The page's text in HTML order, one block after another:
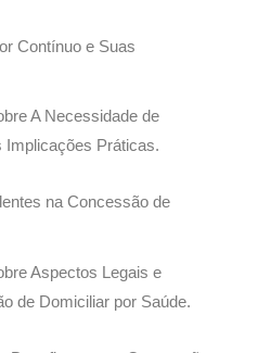
Contínuo e Suas
A Necessidade de
Implicações Práticas.
na Concessão de
Aspectos Legais e
de Domiciliar por Saúde.